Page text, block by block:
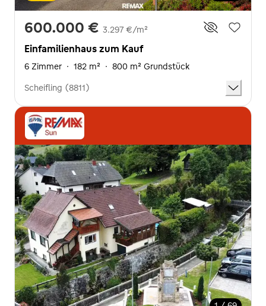
600.000 € 3.297 €/m²
Einfamilienhaus zum Kauf
6 Zimmer · 182 m² · 800 m² Grundstück
Scheifling (8811)